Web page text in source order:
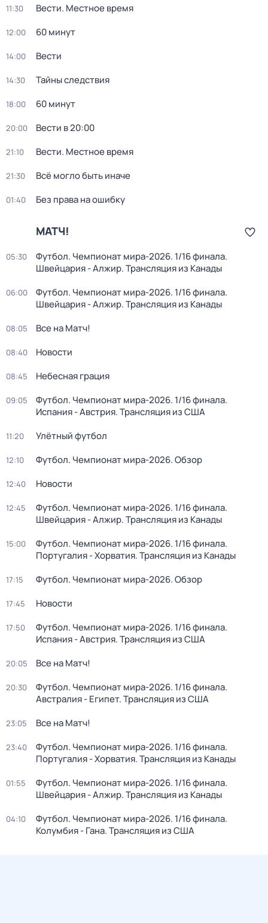
11:30 Вести. Местное время
12:00 60 минут
14:00 Вести
14:30 Тайны следствия
18:00 60 минут
20:00 Вести в 20:00
21:10 Вести. Местное время
21:30 Всё могло быть иначе
01:40 Без права на ошибку
МАТЧ!
05:30
Футбол. Чемпионат мира-2026. 1/16 финала.
Швейцария - Алжир. Трансляция из Канады
06:00
Футбол. Чемпионат мира-2026. 1/16 финала.
Швейцария - Алжир. Трансляция из Канады
08:05 Все на Матч!
08:40 Новости
08:45 Небесная грация
09:05
Футбол. Чемпионат мира-2026. 1/16 финала.
Испания - Австрия. Трансляция из США
11:20 Улётный футбол
12:10 Футбол. Чемпионат мира-2026. Обзор
12:40 Новости
12:45
Футбол. Чемпионат мира-2026. 1/16 финала.
Швейцария - Алжир. Трансляция из Канады
15:00
Футбол. Чемпионат мира-2026. 1/16 финала.
Португалия - Хорватия. Трансляция из Канады
17:15 Футбол. Чемпионат мира-2026. Обзор
17:45 Новости
17:50
Футбол. Чемпионат мира-2026. 1/16 финала.
Испания - Австрия. Трансляция из США
20:05 Все на Матч!
20:30
Футбол. Чемпионат мира-2026. 1/16 финала.
Австралия - Египет. Трансляция из США
23:05 Все на Матч!
23:40
Футбол. Чемпионат мира-2026. 1/16 финала.
Португалия - Хорватия. Трансляция из Канады
01:55
Футбол. Чемпионат мира-2026. 1/16 финала.
Швейцария - Алжир. Трансляция из Канады
04:10
Футбол. Чемпионат мира-2026. 1/16 финала.
Колумбия - Гана. Трансляция из США